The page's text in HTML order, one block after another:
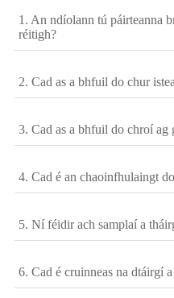
1. An ndíolann tú páirteanna
réitigh?
2. Cad as a bhfuil do chur
3. Cad as a bhfuil do chroí ag
4. Cad é an chaoinfhulaingt
5. Ní féidir ach samplaí a
6. Cad é cruinneas na dtáirgí